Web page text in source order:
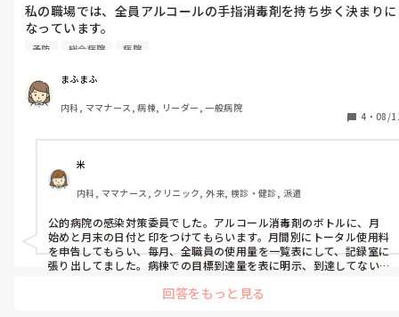
私の職場では、全員アルコールの手指消毒剤を持ち歩く決まりに
なっています。
感染委員として、アルコール使用量を増やすために活動していま
予防 総合病院 病院
まふまふ
内科, ママナース, 病棟, リーダー, 一般病院
4 ・ 08/
米
内科, ママナース, クリニック, 外来, 検診・健診, 派遣
公的病院の感染対策委員でした。アルコール消毒剤のボトルに、月
始めと月末の日付と印をつけてもらいます。月間別にトータル使用料
を申告してもらい、毎月、全職員の使用量を一覧表にして、記録室に
張り出してました。病棟での目標到達量を表に明示、到達してない
ました。少ない方には個別に指導しました。どれくらい自分がアル
回答をもっと見る